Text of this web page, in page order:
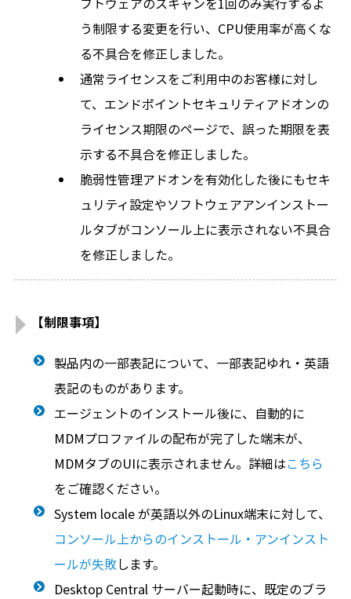
う制限する変更を行い、CPU使用率が高くな
る不具合を修正しました。
通常ライセンスをご利用中のお客様に対し
て、エンドポイントセキュリティアドオンの
ライセンス期限のページで、誤った期限を表
示する不具合を修正しました。
脆弱性管理アドオンを有効化した後にもセキ
ュリティ設定やソフトウェアアンインストー
ルタブがコンソール上に表示されない不具合
を修正しました。
【制限事項】
製品内の一部表記について、一部表記ゆれ・英語
表記のものがあります。
エージェントのインストール後に、自動的に
MDMプロファイルの配布が完了した端末が、
MDMタブのUIに表示されません。詳細はこちら
をご確認ください。
System locale が英語以外のLinux端末に対して、
コンソール上からのインストール・アンインスト
ールが失敗します。
Desktop Central サーバー起動時に、既定のブラ